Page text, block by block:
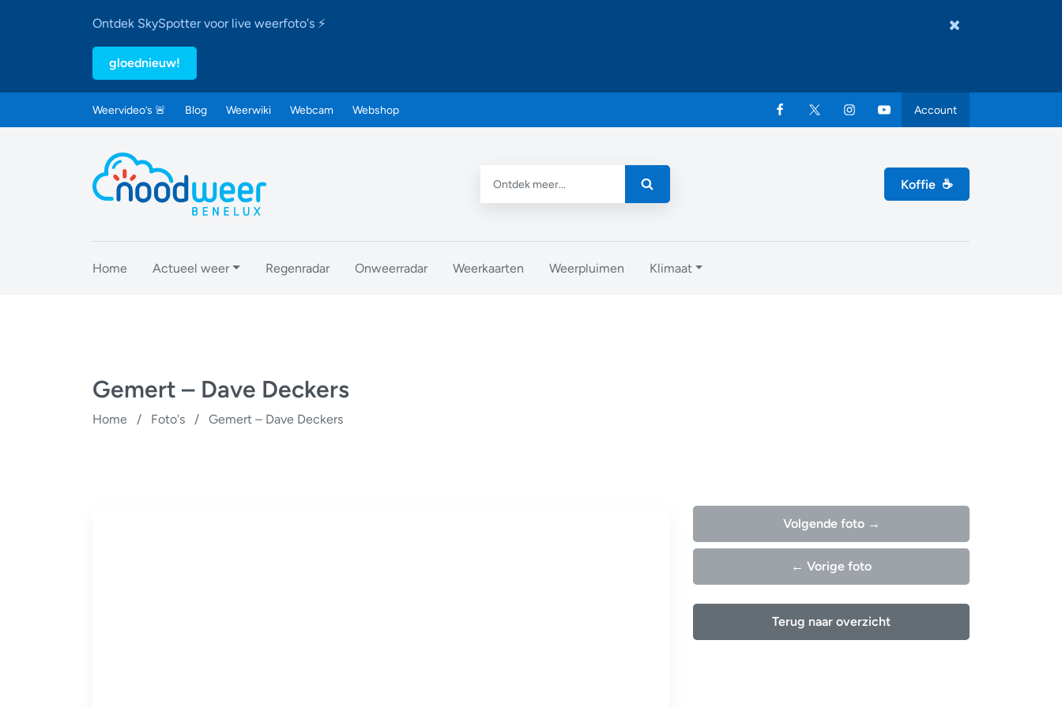
Ontdek SkySpotter voor live weerfoto's ⚡
gloednieuw!
Weervideo’s 🚨 Blog Weerwiki Webcam Webshop Account
Koffie ☕
Home Actueel weer Regenradar Onweerradar Weerkaarten Weerpluimen Klimaat
Gemert – Dave Deckers
Home / Foto's / Gemert – Dave Deckers
Volgende foto →
← Vorige foto
Terug naar overzicht